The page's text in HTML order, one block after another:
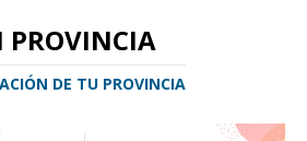
PROVINCIA
DE TU PROVINCIA